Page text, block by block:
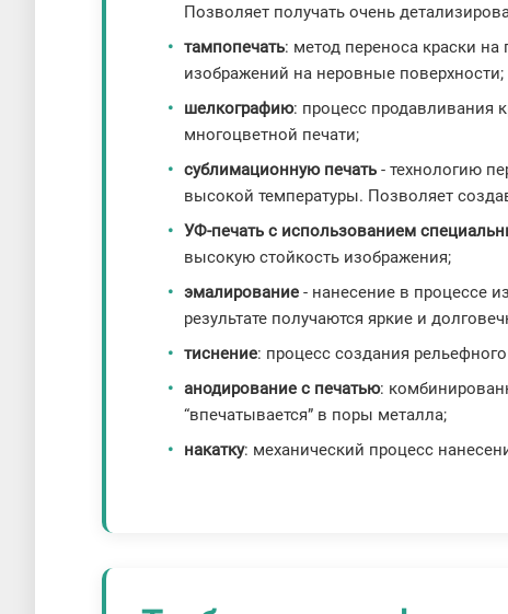
Позволяет получать очень
тампопечать: метод переноса краски
изображений на неровные поверхности;
шелкографию: процесс продавливания
многоцветной печати;
сублимационную печать - технологию
высокой температуры. Позволяет
УФ-печать с использованием
высокую стойкость изображения;
эмалирование- нанесение в процессе
результате получаются яркие и
тиснение: процесс создания
анодирование с печатью:
“впечатывается” в поры металла;
накатку: механический процесс